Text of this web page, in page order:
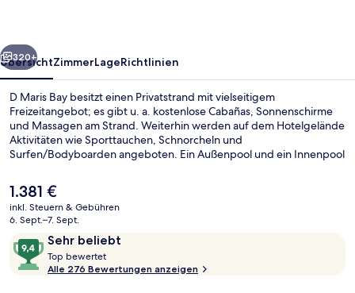
Weiter
320+
ÜbersichtZimmerLageRichtlinien
D Maris Bay besitzt einen Privatstrand mit vielseitigem
Freizeitangebot; es gibt u. a. kostenlose Cabañas, Sonnenschirme
und Massagen am Strand. Weiterhin werden auf dem Hotelgelände
Aktivitäten wie Sporttauchen, Schnorcheln und
Surfen/Bodyboarden angeboten. Ein Außenpool und ein Innenpool
Wellnessbereich mit Tiefengewebe-Massagen, Aromatherapie und
ayurvedischen Anwendungen verwöhnt werden. D Maris Kitchen,
eins von 6 Restaurants, serviert internationale Küche und ist zum
Mittagessen und Abendessen geöffnet. Als weitere Highlights
bietet dieses Resort im luxuriösen Stil 10 Bars/Lounges, einen
kostenlosen Kinderclub und eine Strandbar.
Der
aktuelle
Preis
1.381 €.
1.381 €
inkl. Steuern & Gebühren
6. Sept.–7. Sept.
Bewertungen
Sehr beliebt
9,4
von
10,
Top bewertet
o
Alle 276 Bewertungen anzeigen